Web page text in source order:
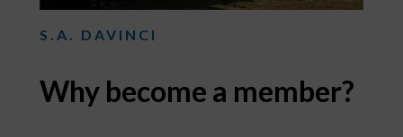
S.A. DAVINCI
Why become a member?